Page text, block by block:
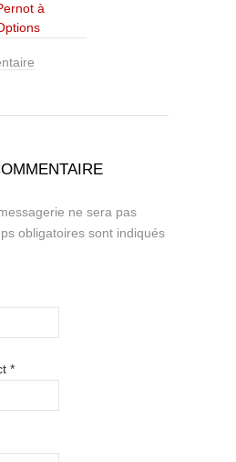
à
ne sera pas
obligatoires sont indiqués
*